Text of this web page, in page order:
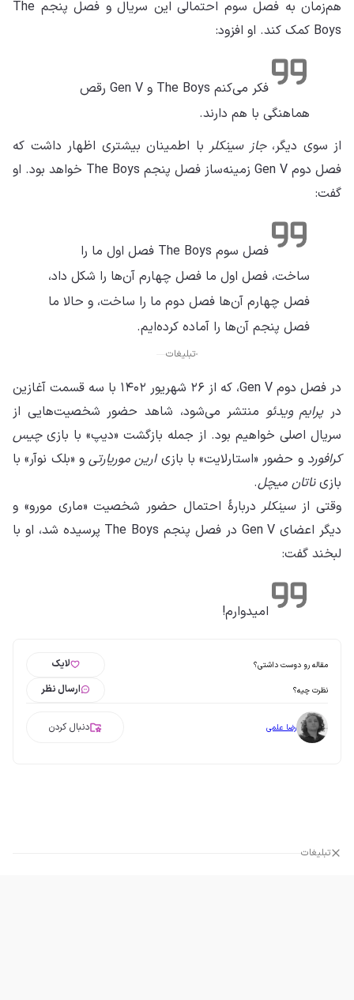
هم‌زمان به فصل سوم احتمالی این سریال و فصل پنجم The
Boys کمک کند. او افزود:
فکر می‌کنم The Boys و Gen V رقص
هماهنگی با هم دارند.
از سوی دیگر،جاز سینکلر با اطمینان بیشتری اظهار داشت که
فصل دوم Gen V زمینه‌ساز فصل پنجم The Boys خواهد بود. او
گفت:
فصل سوم The Boys فصل اول ما را
ساخت، فصل اول ما فصل چهارم آن‌ها را شکل داد،
فصل چهارم آن‌ها فصل دوم ما را ساخت، و حالا ما
فصل پنجم آن‌ها را آماده کرده‌ایم.
تبلیغات
در فصل دوم Gen V، که از ۲۶ شهریور ۱۴۰۲ با سه قسمت آغازین
درپرایم ویدئو منتشر می‌شود، شاهد حضور شخصیت‌هایی از
سریال اصلی خواهیم بود. از جمله بازگشت «دیپ» با بازیچیس
کرافورد و حضور «استارلایت» با بازیارین موریارتیو «بلک نوآر» با
بازیناتان میچل.
وقتی ازسینکلردربارهٔ احتمال حضور شخصیت «ماری مورو» و
دیگر اعضای Gen V در فصل پنجم The Boys پرسیده شد، او با
لبخند گفت:
امیدوارم!
مقاله رو دوست داشتی؟ لایک
نظرت چیه؟ ارسال نظر
رضا علمی دنبال کردن
تبلیغات